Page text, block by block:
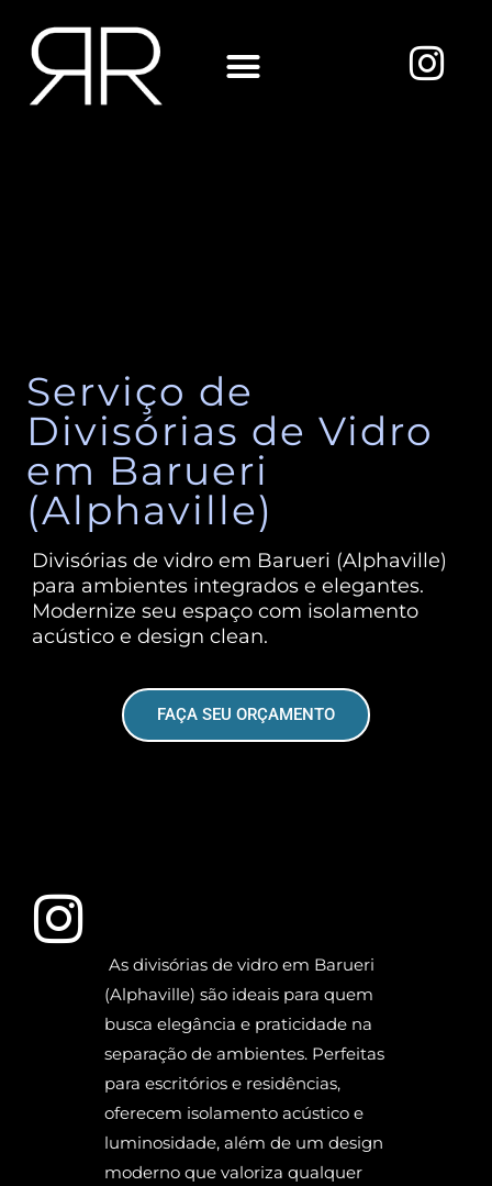
para
conteúdo
I
Serviço de
Divisórias de Vidro
em Barueri
(Alphaville)
Divisórias de vidro em Barueri (Alphaville)
para ambientes integrados e elegantes.
Modernize seu espaço com isolamento
acústico e design clean.
FAÇA SEU ORÇAMENTO
As divisórias de vidro em Barueri
(Alphaville) são ideais para quem
busca elegância e praticidade na
separação de ambientes. Perfeitas
para escritórios e residências,
oferecem isolamento acústico e
luminosidade, além de um design
moderno que valoriza qualquer